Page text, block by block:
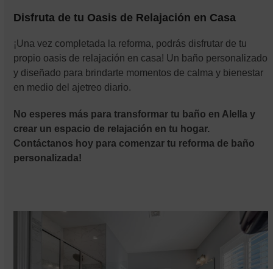
Disfruta de tu Oasis de Relajación en Casa
¡Una vez completada la reforma, podrás disfrutar de tu
propio oasis de relajación en casa! Un baño personalizado
y diseñado para brindarte momentos de calma y bienestar
en medio del ajetreo diario.
No esperes más para transformar tu baño en Alella y
crear un espacio de relajación en tu hogar.
Contáctanos hoy para comenzar tu reforma de baño
personalizada!